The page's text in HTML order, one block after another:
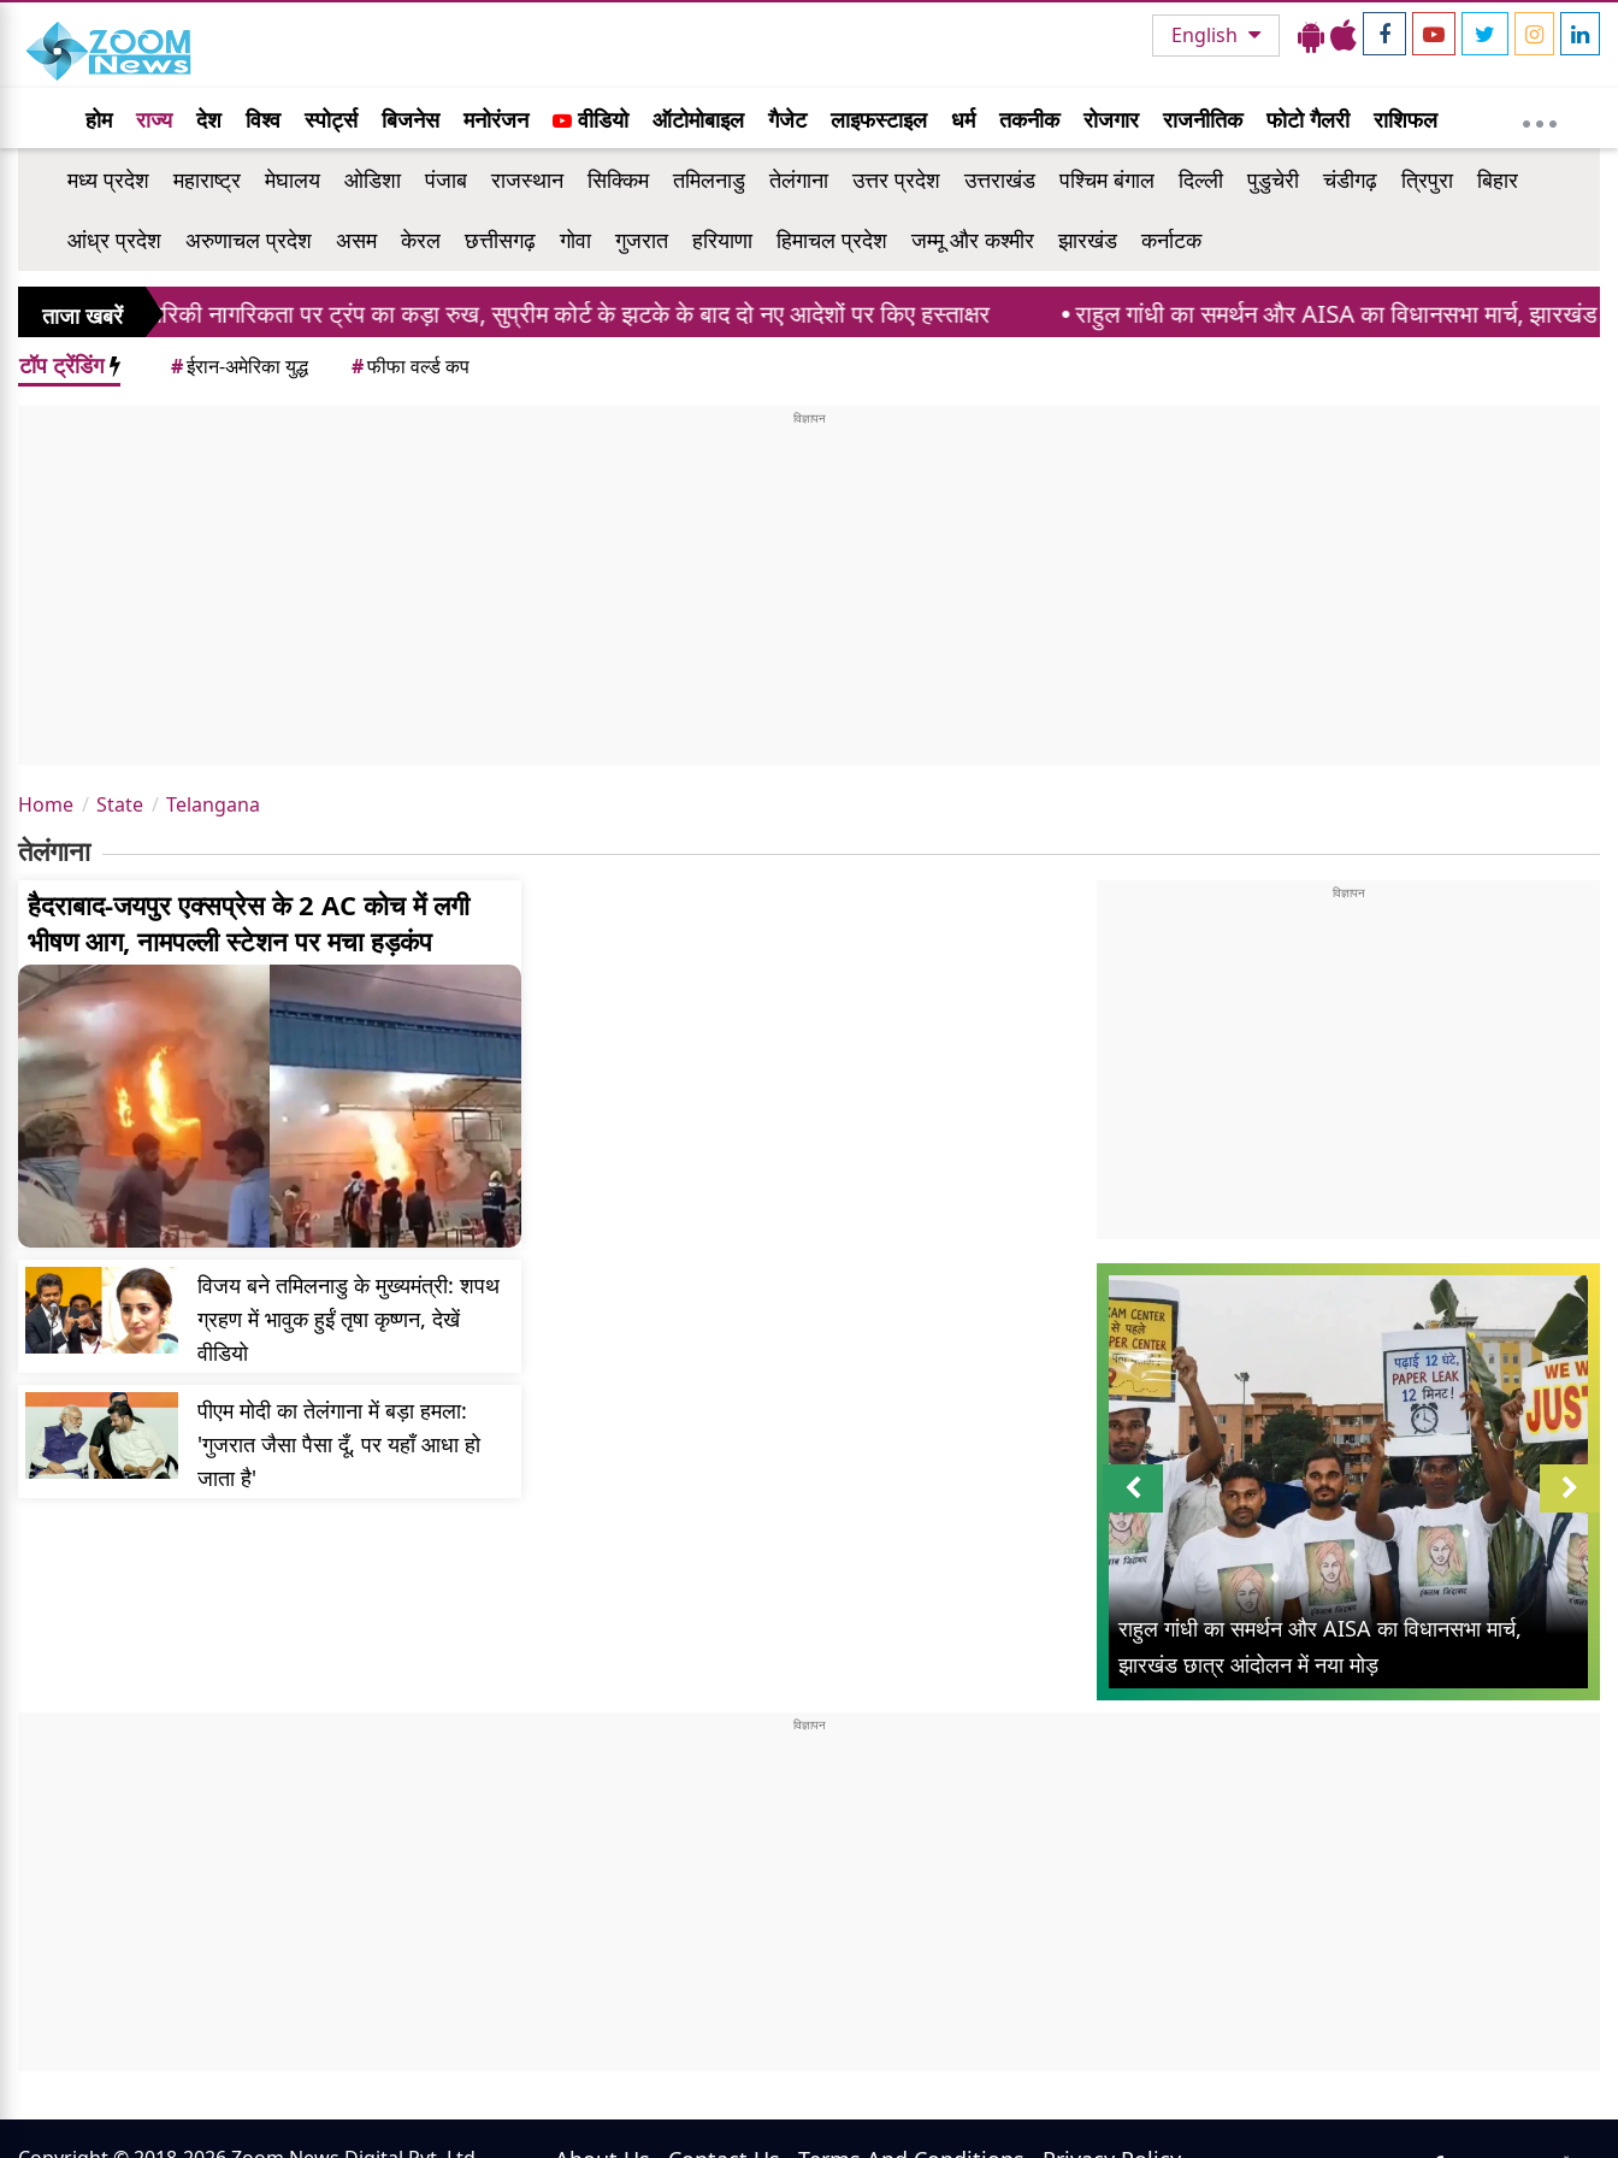
English
होम राज्य देश विश्व स्पोर्ट्स बिजनेस मनोरंजन वीडियो ऑटोमोबाइल गैजेट लाइफस्टाइल धर्म तकनीक रोजगार राजनीतिक फोटो गैलरी राशिफल
मध्य प्रदेश महाराष्ट्र मेघालय ओडिशा पंजाब राजस्थान सिक्किम तमिलनाडु तेलंगाना उत्तर प्रदेश उत्तराखंड पश्चिम बंगाल दिल्ली पुडुचेरी चंडीगढ़ त्रिपुरा बिहार
आंध्र प्रदेश अरुणाचल प्रदेश असम केरल छत्तीसगढ़ गोवा गुजरात हरियाणा हिमाचल प्रदेश जम्मू और कश्मीर झारखंड कर्नाटक
ताजा खबरें
अमेरिकी नागरिकता पर ट्रंप का कड़ा रुख, सुप्रीम कोर्ट के झटके के बाद दो नए आदेशों पर किए हस्ताक्षर राहुल गांधी का समर्थन और AISA का विधानसभा मार्च, झारखंड छात्र
टॉप ट्रेंडिंग #ईरान-अमेरिका युद्ध #फीफा वर्ल्ड कप
Home State Telangana
तेलंगाना
हैदराबाद-जयपुर एक्सप्रेस के 2 AC कोच में लगी
भीषण आग, नामपल्ली स्टेशन पर मचा हड़कंप
विजय बने तमिलनाडु के मुख्यमंत्री: शपथ
ग्रहण में भावुक हुईं तृषा कृष्णन, देखें
वीडियो
पीएम मोदी का तेलंगाना में बड़ा हमला:
'गुजरात जैसा पैसा दूँ, पर यहाँ आधा हो
जाता है'
राहुल गांधी का समर्थन और AISA का विधानसभा मार्च,
झारखंड छात्र आंदोलन में नया मोड़